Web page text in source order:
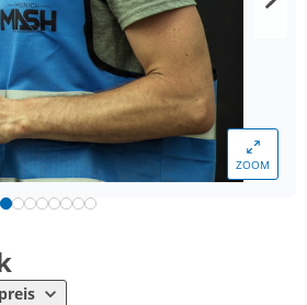
ZOOM
Preis
10,99 €
9,19 €
8,89 €*